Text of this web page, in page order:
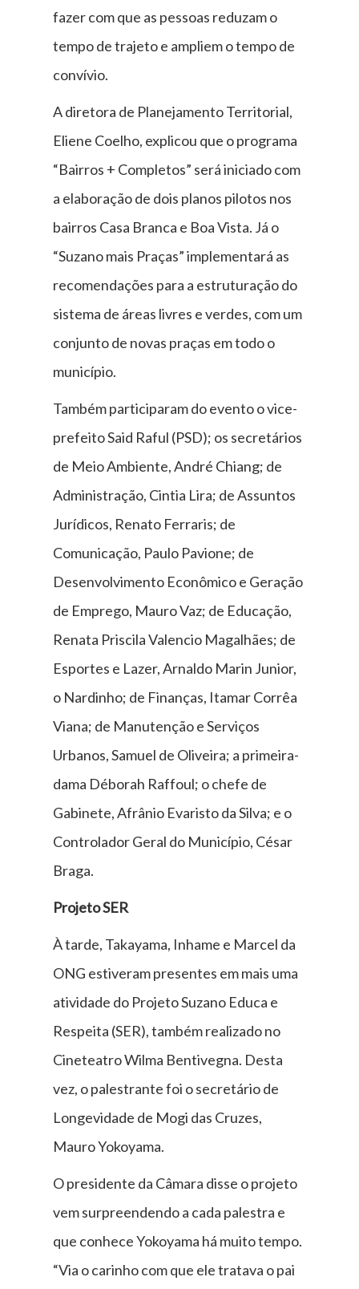
fazer com que as pessoas reduzam o
tempo de trajeto e ampliem o tempo de
convívio.
A diretora de Planejamento Territorial,
Eliene Coelho, explicou que o programa
“Bairros + Completos” será iniciado com
a elaboração de dois planos pilotos nos
bairros Casa Branca e Boa Vista. Já o
“Suzano mais Praças” implementará as
recomendações para a estruturação do
sistema de áreas livres e verdes, com um
conjunto de novas praças em todo o
município.
Também participaram do evento o vice-
prefeito Said Raful (PSD); os secretários
de Meio Ambiente, André Chiang; de
Administração, Cintia Lira; de Assuntos
Jurídicos, Renato Ferraris; de
Comunicação, Paulo Pavione; de
Desenvolvimento Econômico e Geração
de Emprego, Mauro Vaz; de Educação,
Renata Priscila Valencio Magalhães; de
Esportes e Lazer, Arnaldo Marin Junior,
o Nardinho; de Finanças, Itamar Corrêa
Viana; de Manutenção e Serviços
Urbanos, Samuel de Oliveira; a primeira-
dama Déborah Raffoul; o chefe de
Gabinete, Afrânio Evaristo da Silva; e o
Controlador Geral do Município, César
Braga.
Projeto SER
À tarde, Takayama, Inhame e Marcel da
ONG estiveram presentes em mais uma
atividade do Projeto Suzano Educa e
Respeita (SER), também realizado no
Cineteatro Wilma Bentivegna. Desta
vez, o palestrante foi o secretário de
Longevidade de Mogi das Cruzes,
Mauro Yokoyama.
O presidente da Câmara disse o projeto
vem surpreendendo a cada palestra e
que conhece Yokoyama há muito tempo.
“Via o carinho com que ele tratava o pai